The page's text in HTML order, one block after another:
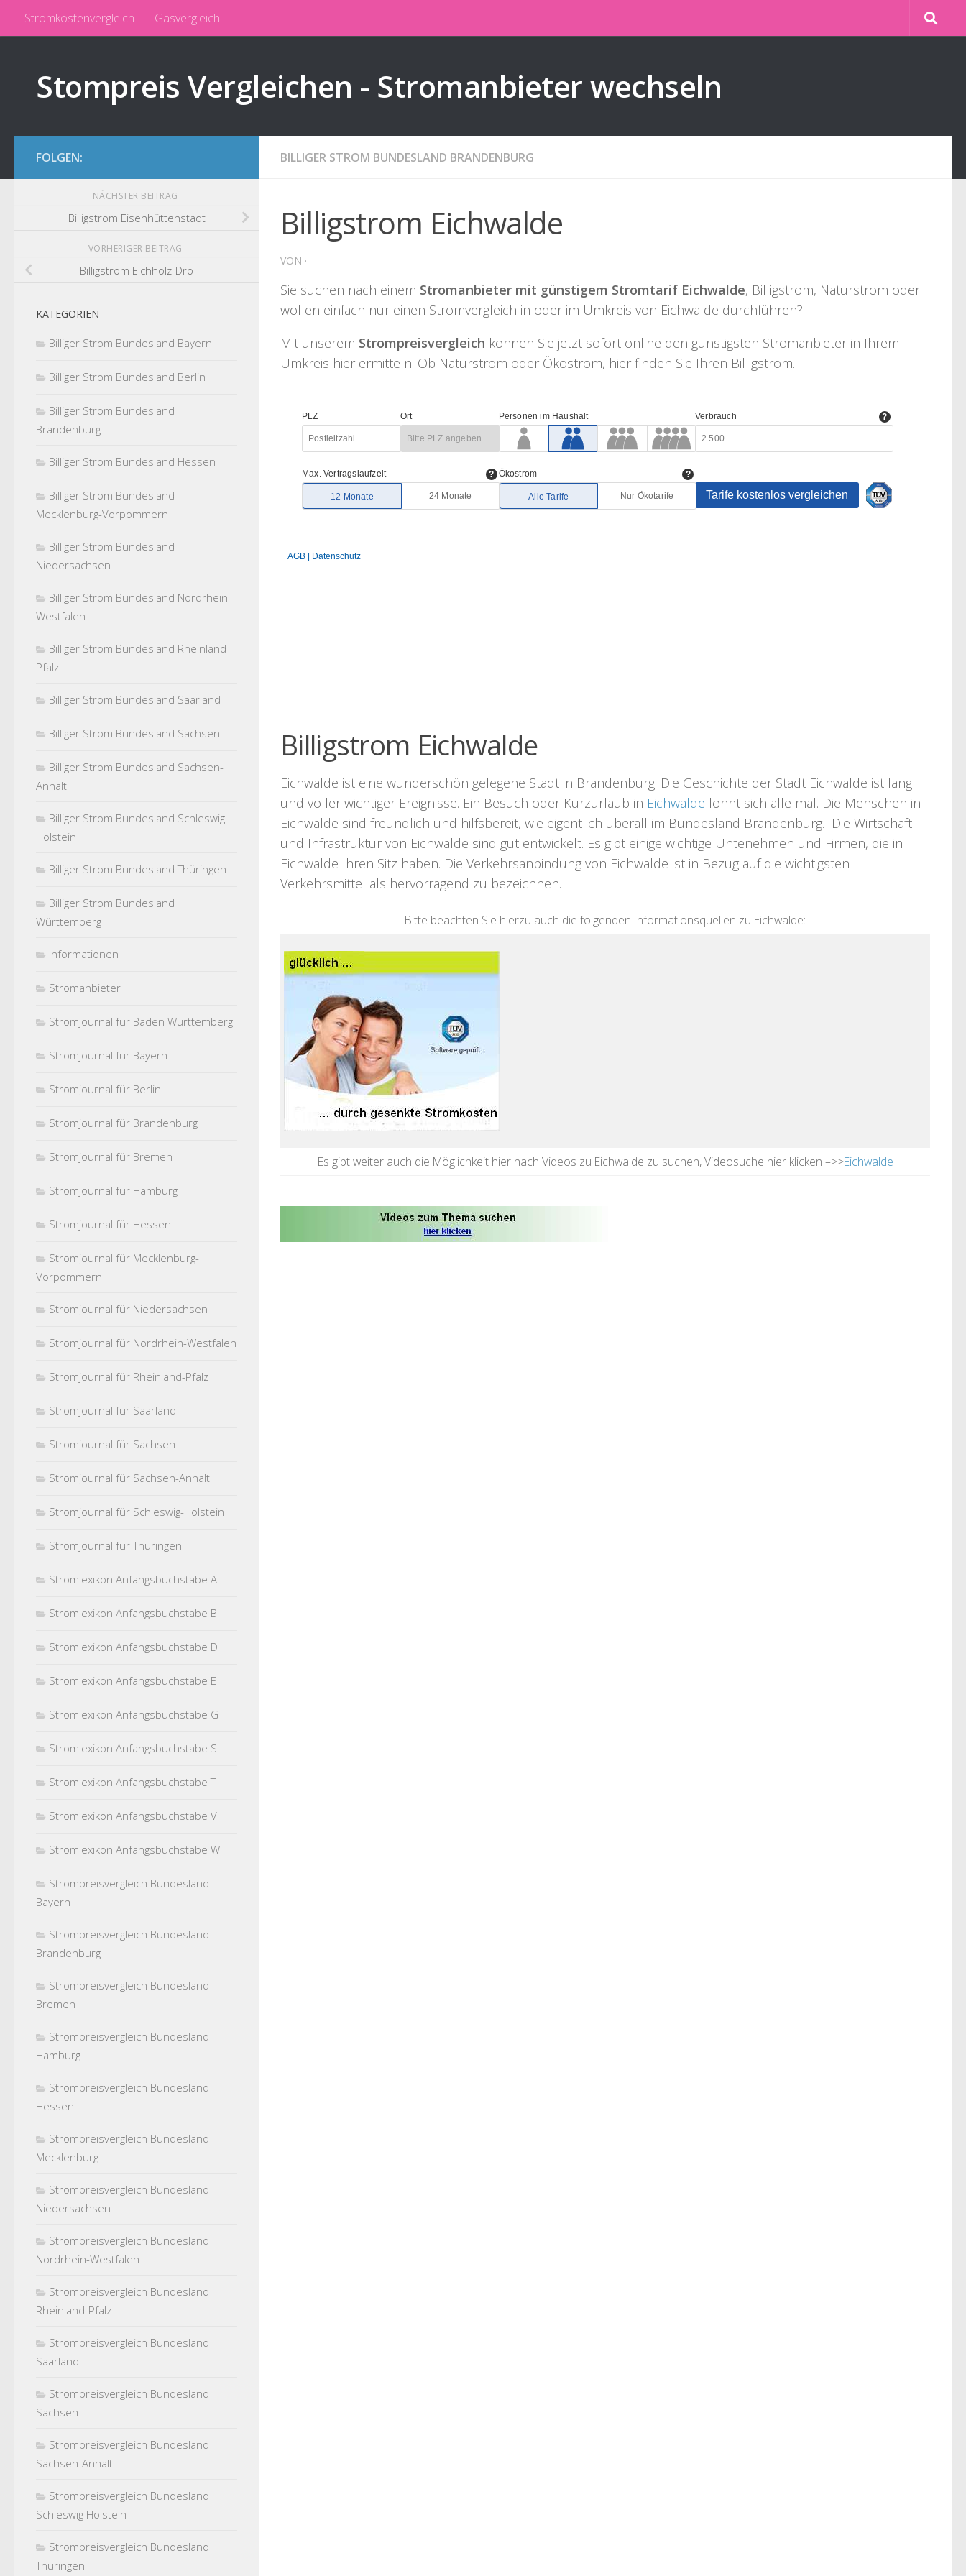
Zum Inhalt springen
Stromkostenvergleich Gasvergleich
Stompreis Vergleichen - Stromanbieter wechseln
BILLIGER STROM BUNDESLAND BRANDENBURG
Billigstrom Eichwalde
VON ·
Sie suchen nach einem Stromanbieter mit günstigem Stromtarif Eichwalde, Billigstrom, Naturstrom oder
wollen einfach nur einen Stromvergleich in oder im Umkreis von Eichwalde durchführen?
Mit unserem Strompreisvergleich können Sie jetzt sofort online den günstigsten Stromanbieter in Ihrem
Umkreis hier ermitteln. Ob Naturstrom oder Ökostrom, hier finden Sie Ihren Billigstrom.
Billigstrom Eichwalde
Eichwalde ist eine wunderschön gelegene Stadt in Brandenburg. Die Geschichte der Stadt Eichwalde ist lang
und voller wichtiger Ereignisse. Ein Besuch oder Kurzurlaub in Eichwalde lohnt sich alle mal. Die Menschen in
Eichwalde sind freundlich und hilfsbereit, wie eigentlich überall im Bundesland Brandenburg. Die Wirtschaft
und Infrastruktur von Eichwalde sind gut entwickelt. Es gibt einige wichtige Untenehmen und Firmen, die in
Eichwalde Ihren Sitz haben. Die Verkehrsanbindung von Eichwalde ist in Bezug auf die wichtigsten
Verkehrsmittel als hervorragend zu bezeichnen.
Bitte beachten Sie hierzu auch die folgenden Informationsquellen zu Eichwalde:
Es gibt weiter auch die Möglichkeit hier nach Videos zu Eichwalde zu suchen, Videosuche hier klicken –>>Eichwalde
FOLGEN:
NÄCHSTER BEITRAG
Billigstrom Eisenhüttenstadt
VORHERIGER BEITRAG
Billigstrom Eichholz-Drö
KATEGORIEN
Billiger Strom Bundesland Bayern
Billiger Strom Bundesland Berlin
Billiger Strom Bundesland
Brandenburg
Billiger Strom Bundesland Hessen
Billiger Strom Bundesland
Mecklenburg-Vorpommern
Billiger Strom Bundesland
Niedersachsen
Billiger Strom Bundesland Nordrhein-
Westfalen
Billiger Strom Bundesland Rheinland-
Pfalz
Billiger Strom Bundesland Saarland
Billiger Strom Bundesland Sachsen
Billiger Strom Bundesland Sachsen-
Anhalt
Billiger Strom Bundesland Schleswig
Holstein
Billiger Strom Bundesland Thüringen
Billiger Strom Bundesland
Württemberg
Informationen
Stromanbieter
Stromjournal für Baden Württemberg
Stromjournal für Bayern
Stromjournal für Berlin
Stromjournal für Brandenburg
Stromjournal für Bremen
Stromjournal für Hamburg
Stromjournal für Hessen
Stromjournal für Mecklenburg-
Vorpommern
Stromjournal für Niedersachsen
Stromjournal für Nordrhein-Westfalen
Stromjournal für Rheinland-Pfalz
Stromjournal für Saarland
Stromjournal für Sachsen
Stromjournal für Sachsen-Anhalt
Stromjournal für Schleswig-Holstein
Stromjournal für Thüringen
Stromlexikon Anfangsbuchstabe A
Stromlexikon Anfangsbuchstabe B
Stromlexikon Anfangsbuchstabe D
Stromlexikon Anfangsbuchstabe E
Stromlexikon Anfangsbuchstabe G
Stromlexikon Anfangsbuchstabe S
Stromlexikon Anfangsbuchstabe T
Stromlexikon Anfangsbuchstabe V
Stromlexikon Anfangsbuchstabe W
Strompreisvergleich Bundesland
Bayern
Strompreisvergleich Bundesland
Brandenburg
Strompreisvergleich Bundesland
Bremen
Strompreisvergleich Bundesland
Hamburg
Strompreisvergleich Bundesland
Hessen
Strompreisvergleich Bundesland
Mecklenburg
Strompreisvergleich Bundesland
Niedersachsen
Strompreisvergleich Bundesland
Nordrhein-Westfalen
Strompreisvergleich Bundesland
Rheinland-Pfalz
Strompreisvergleich Bundesland
Saarland
Strompreisvergleich Bundesland
Sachsen
Strompreisvergleich Bundesland
Sachsen-Anhalt
Strompreisvergleich Bundesland
Schleswig Holstein
Strompreisvergleich Bundesland
Thüringen